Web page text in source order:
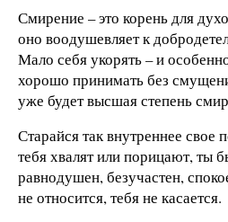
Смирение – это корень для
оно воодушевляет к
Мало себя укорять – и
хорошо принимать без
уже будет высшая степень
Старайся так внутреннее свое
тебя хвалят или порицают, ты
равнодушен, безучастен,
не относится, тебя не касается.